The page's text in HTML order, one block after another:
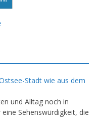
Stadt wie aus dem
und Alltag noch in
Sehenswürdigkeit, die